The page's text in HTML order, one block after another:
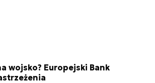
wojsko? Europejski Bank